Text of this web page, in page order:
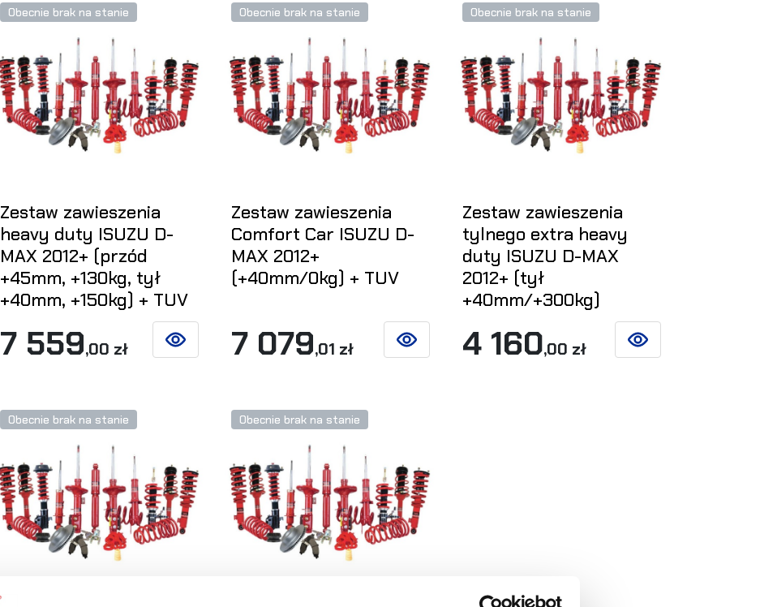
Obecnie brak na stanie
Zestaw zawieszenia
heavy duty ISUZU D-
MAX 2012+ (przód
+45mm, +130kg, tył
+40mm, +150kg) + TUV
7 559,00 zł ZOBACZ SZCZEGÓŁY
Obecnie brak na stanie
Zestaw zawieszenia
Comfort Car ISUZU D-
MAX 2012+
(+40mm/0kg) + TUV
7 079,01 zł ZOBACZ SZCZEGÓŁY
Obecnie brak na stanie
Zestaw zawieszenia
tylnego extra heavy
duty ISUZU D-MAX
2012+ (tył
+40mm/+300kg)
4 160,00 zł ZOBACZ SZCZEGÓŁY
Obecnie brak na stanie Obecnie brak na stanie